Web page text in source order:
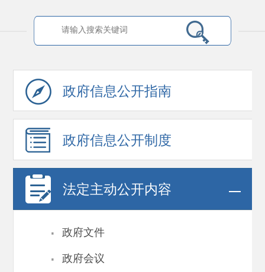
政府信息公开指南
政府信息公开制度
法定主动公开内容
· 政府文件
· 政府会议